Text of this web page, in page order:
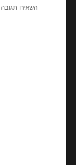
השאירו תגובה